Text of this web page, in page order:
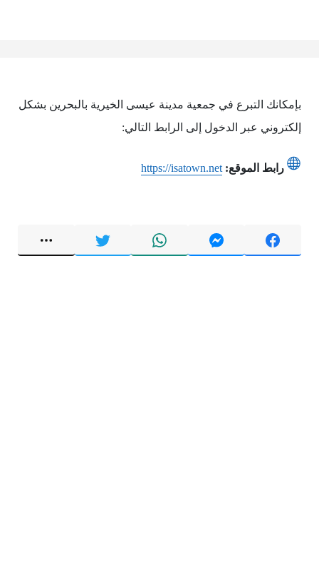
بإمكانك التبرع في جمعية مدينة عيسى الخيرية بالبحرين بشكل
إلكتروني عبر الدخول إلى الرابط التالي:
رابط الموقع: https://isatown.net